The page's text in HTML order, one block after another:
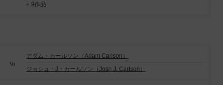
+ 9作品
アダム・カールソン（Adam Carlson）
ジョシュ・J・カールソン（Josh J. Carlson）